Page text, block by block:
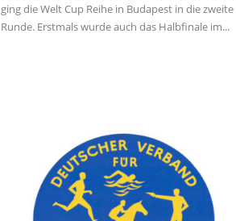
ging die Welt Cup Reihe in Budapest in die zweite
Runde. Erstmals wurde auch das Halbfinale im...